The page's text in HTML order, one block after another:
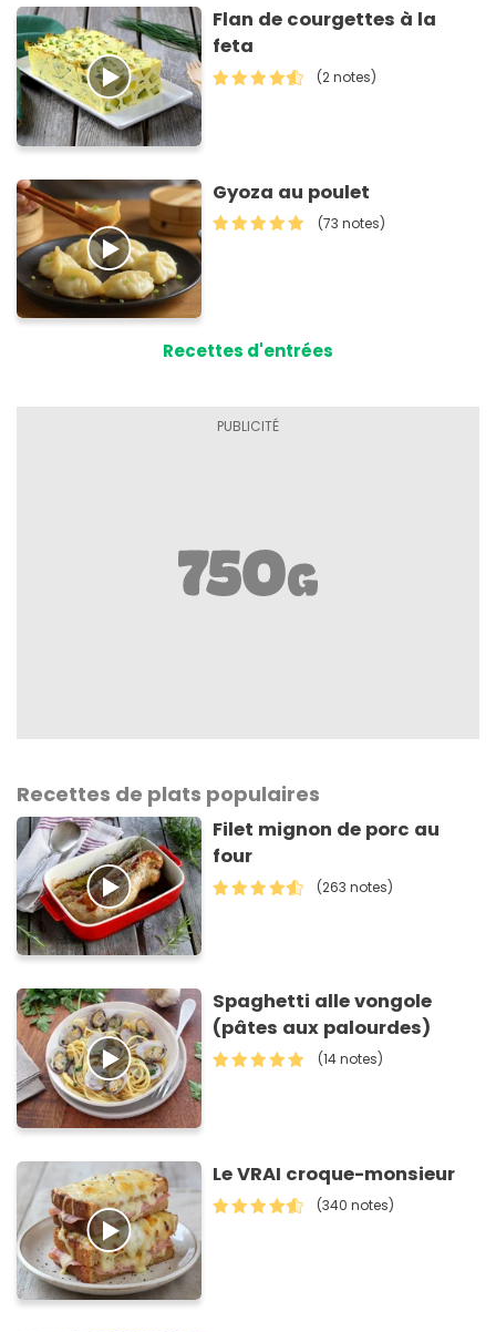
Flan de courgettes à la
feta
(2 notes)
Gyoza au poulet
(73 notes)
Recettes d'entrées
Recettes de plats populaires
Filet mignon de porc au
four
(263 notes)
Spaghetti alle vongole
(pâtes aux palourdes)
(14 notes)
Le VRAI croque-monsieur
(340 notes)